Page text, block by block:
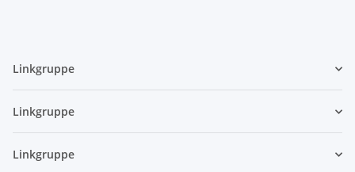
Linkgruppe
Linkgruppe
Linkgruppe